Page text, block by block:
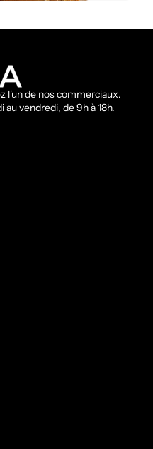
l'un de nos commerciaux.
vendredi, de 9h à 18h.